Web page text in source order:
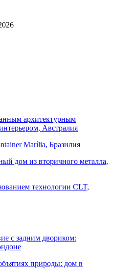
архитектурным
Австралия
Marília, Бразилия
дом из вторичного металла,
технологии CLT,
с задним двориком:
природы: дом в